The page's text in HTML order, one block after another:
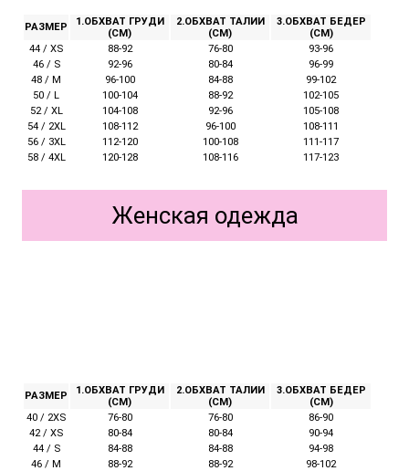
РАЗМЕР
1.ОБХВАТ ГРУДИ
(СМ)
2.ОБХВАТ ТАЛИИ
(СМ)
3.ОБХВАТ БЕДЕР
(СМ)
44 / XS
88-92 76-80
93-96
46 / S
92-96 80-84
96-99
48 / M
96-100 84-88
99-102
50 / L
100-104 88-92
102-105
52 / XL
104-108 92-96
105-108
54 / 2XL
108-112 96-100
108-111
56 / 3XL
112-120 100-108
111-117
58 / 4XL
120-128 108-116 117-123
Женская одежда
РАЗМЕР
1.ОБХВАТ ГРУДИ
(СМ)
2.ОБХВАТ ТАЛИИ
(СМ)
3.ОБХВАТ БЕДЕР
(СМ)
40 / 2XS
76-80 76-80
86-90
42 / XS
80-84 80-84
90-94
44 / S
84-88 84-88
94-98
46 / M
88-92 88-92
98-102